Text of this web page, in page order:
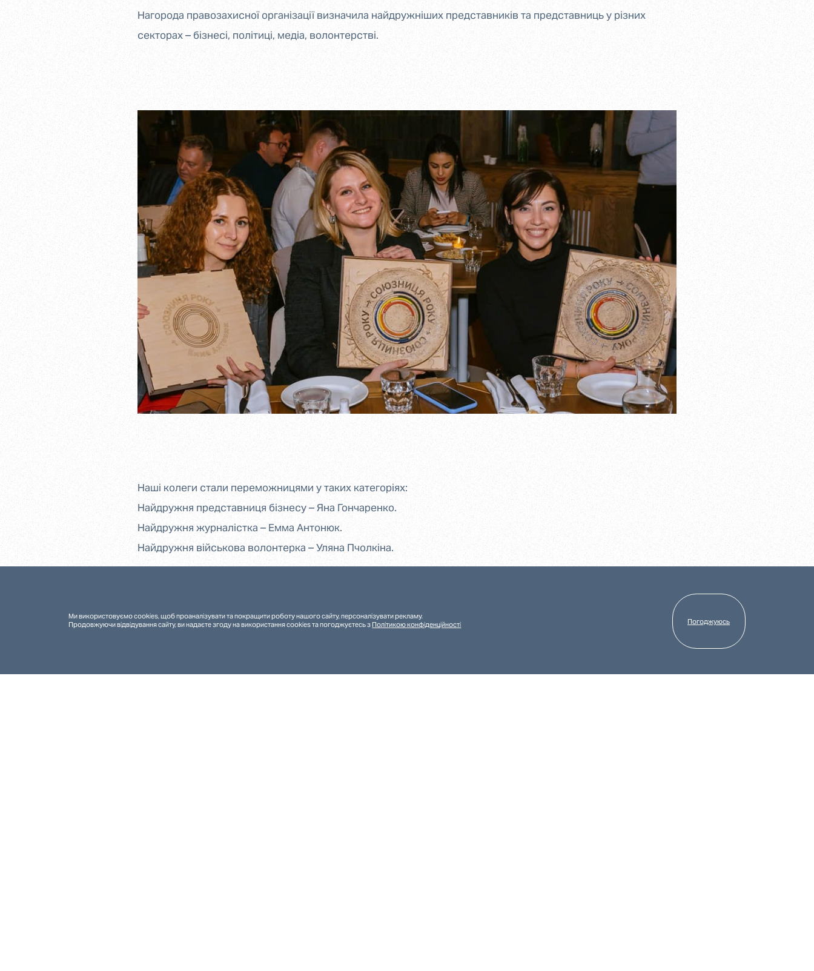
Нагорода правозахисної організації визначила найдружніших представників та представниць у різних
секторах – бізнесі, політиці, медіа, волонтерстві.
Наші колеги стали переможницями у таких категоріях:
Найдружня представниця бізнесу – Яна Гончаренко.
Найдружня журналістка – Емма Антонюк.
Найдружня військова волонтерка – Уляна Пчолкіна.
Номінантів і номінанток обирали голосуванням у соціальних мережах – усі охочі могли віддати свій голос за
спільноти в Україні, голосували і обирали переможців і переможниць.
Ми використовуємо cookies, щоб проаналізувати та покращити роботу нашого сайту, персоналізувати рекламу.
Продовжуючи відвідування сайту, ви надаєте згоду на використання cookies та погоджуєтесь з Політикою конфіденційності Погоджуюсь